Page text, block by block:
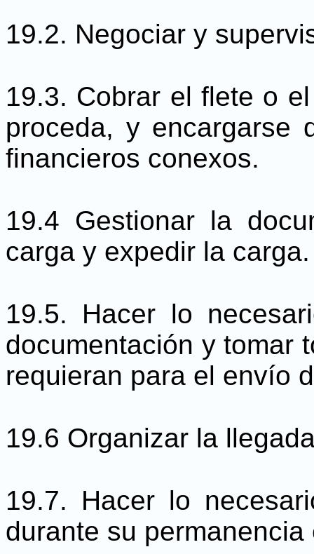
19.2. Negociar y
19.3. Cobrar el flete o
proceda, y encargarse
financieros conexos.
19.4 Gestionar la
carga y expedir la carga.
19.5. Hacer lo
documentación y tomar
requieran para el envío
19.6 Organizar la
19.7. Hacer lo
durante su permanencia